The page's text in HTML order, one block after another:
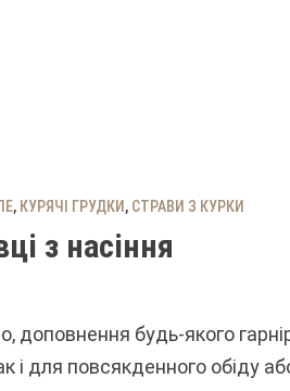
, КУРЯЧІ ГРУДКИ, СТРАВИ З КУРКИ
з насіння
доповнення будь-якого
і для повсякденного обіду